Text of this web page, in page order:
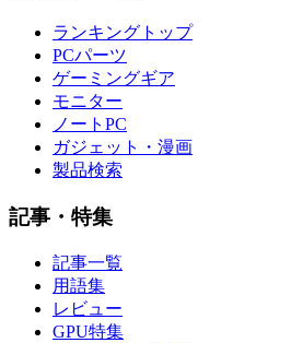
ランキングトップ
PCパーツ
ゲーミングギア
モニター
ノートPC
ガジェット・漫画
製品検索
記事・特集
記事一覧
用語集
レビュー
GPU特集